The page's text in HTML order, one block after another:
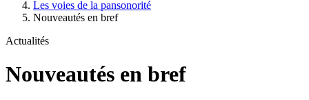
Les voies de la pansonorité
Nouveautés en bref
Actualités
Nouveautés en bref